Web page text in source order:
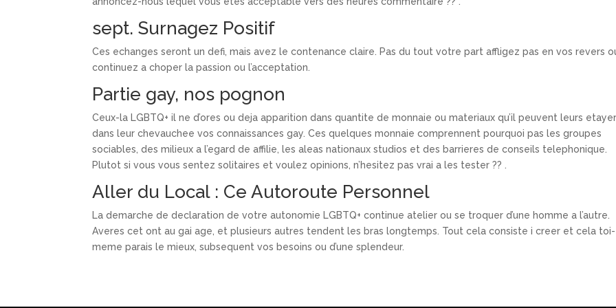
sept. Surnagez Positif
Ces echanges seront un defi, mais avez le contenance claire. Pas du tout votre part affligez pas en vos revers
continuez a choper la passion ou l’acceptation.
Partie gay, nos pognon
Ceux-la LGBTQ+ il ne d’ores ou deja apparition dans quantite de monnaie ou materiaux qu’il peuvent leurs
dans leur chevauchee vos connaissances gay. Ces quelques monnaie comprennent pourquoi pas les groupes
sociables, des milieux a l’egard de affilie, les aleas nationaux studios et des barrieres de conseils telephonique.
Plutot si vous vous sentez solitaires et voulez opinions, n’hesitez pas vrai a les tester ?? .
Aller du Local : Ce Autoroute Personnel
La demarche de declaration de votre autonomie LGBTQ+ continue atelier ou se troquer d’une homme a l’autre.
Averes cet ont au gai age, et plusieurs autres tendent les bras longtemps. Tout cela consiste i creer et cela toi-
meme parais le mieux, subsequent vos besoins ou d’une splendeur.